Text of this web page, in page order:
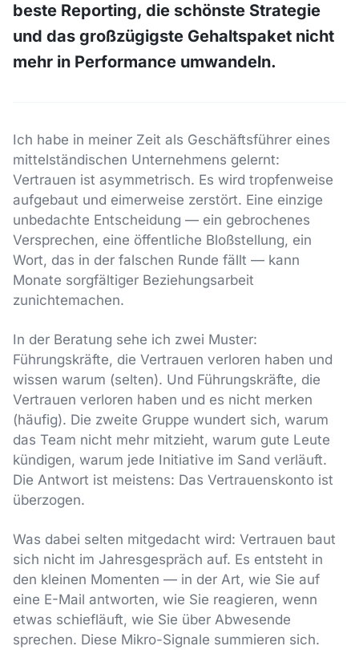
beste Reporting, die schönste Strategie
und das großzügigste Gehaltspaket nicht
mehr in Performance umwandeln.
Ich habe in meiner Zeit als Geschäftsführer eines
mittelständischen Unternehmens gelernt:
Vertrauen ist asymmetrisch. Es wird tropfenweise
aufgebaut und eimerweise zerstört. Eine einzige
unbedachte Entscheidung — ein gebrochenes
Versprechen, eine öffentliche Bloßstellung, ein
Wort, das in der falschen Runde fällt — kann
Monate sorgfältiger Beziehungsarbeit
zunichtemachen.
In der Beratung sehe ich zwei Muster:
Führungskräfte, die Vertrauen verloren haben und
wissen warum (selten). Und Führungskräfte, die
Vertrauen verloren haben und es nicht merken
(häufig). Die zweite Gruppe wundert sich, warum
das Team nicht mehr mitzieht, warum gute Leute
kündigen, warum jede Initiative im Sand verläuft.
Die Antwort ist meistens: Das Vertrauenskonto ist
überzogen.
Was dabei selten mitgedacht wird: Vertrauen baut
sich nicht im Jahresgespräch auf. Es entsteht in
den kleinen Momenten — in der Art, wie Sie auf
eine E-Mail antworten, wie Sie reagieren, wenn
etwas schiefläuft, wie Sie über Abwesende
sprechen. Diese Mikro-Signale summieren sich.